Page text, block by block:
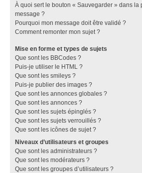
À quoi sert le bouton « Sauvegarder » dans la
message ?
Pourquoi mon message doit être validé ?
Comment remonter mon sujet ?
Mise en forme et types de sujets
Que sont les BBCodes ?
Puis-je utiliser le HTML ?
Que sont les smileys ?
Puis-je publier des images ?
Que sont les annonces globales ?
Que sont les annonces ?
Que sont les sujets épinglés ?
Que sont les sujets verrouillés ?
Que sont les icônes de sujet ?
Niveaux d’utilisateurs et groupes
Que sont les administrateurs ?
Que sont les modérateurs ?
Que sont les groupes d’utilisateurs ?